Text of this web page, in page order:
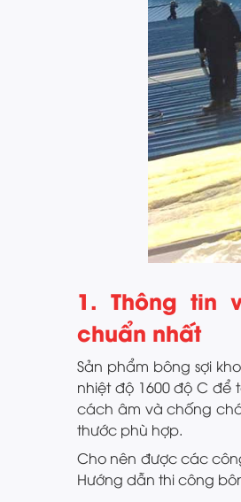
1. Thông tin
chuẩn nhất
Sản phẩm bông sợi
nhiệt độ 1600 độ C để
cách âm và chống
thước phù hợp.
Cho nên được các
Hướng dẫn thi công